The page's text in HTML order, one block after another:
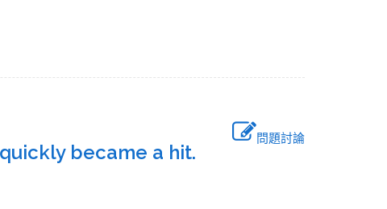
問題討論
became a hit.